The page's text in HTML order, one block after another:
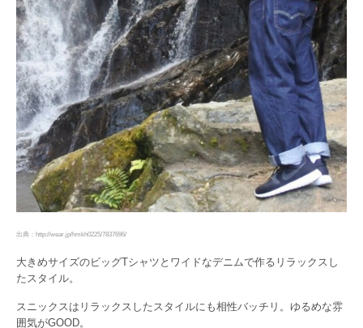
出典：http://wear.jp/hmkh0225/7837696/
大きめサイズのビッグTシャツとワイドなデニムで作るリラックスし
たスタイル。
スニックスはリラックスしたスタイルにも相性バッチリ。ゆるめな雰
囲気がGOOD。